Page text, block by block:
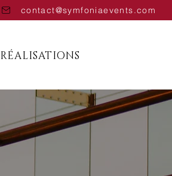
contact@symfoniaevents.com
RÉALISATIONS